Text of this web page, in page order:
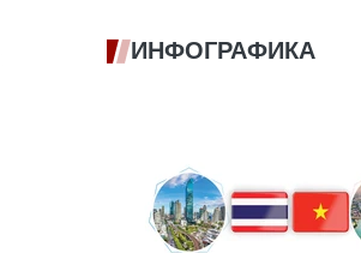
ИНФОГРАФИКА